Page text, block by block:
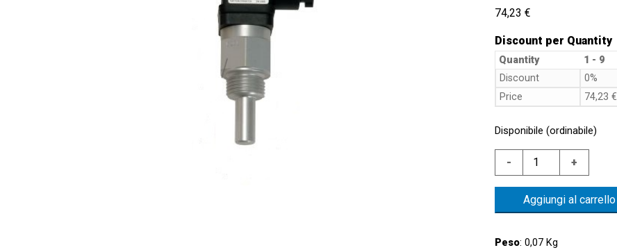
74,23€
Discount per Quantity
Quantity 1 - 9
Discount
0%
Price
74,23€
Disponibile (ordinabile)
-
TERMOST.
ALL.
30'+/-5'C
G.3/8"
TERMOSTATO
+
Aggiungi al carrello
Peso: 0,07 Kg